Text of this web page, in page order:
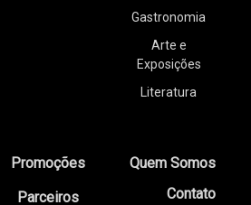
Gastronomia
Arte e
Exposições
Literatura
Promoções
Parceiros
Quem Somos
Contato